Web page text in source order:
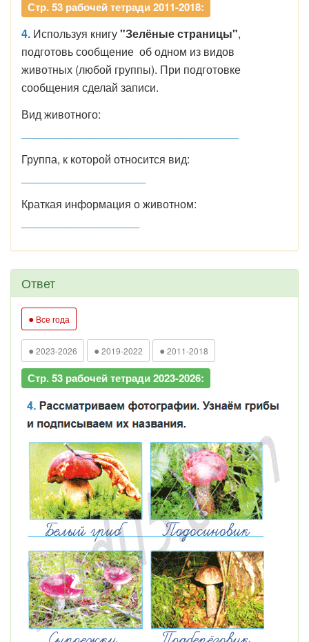
Стр. 53 рабочей тетради 2011-2018:
4. Используя книгу"Зелёные страницы",
подготовь сообщение об одном из видов
животных (любой группы). При подготовке
сообщения сделай записи.
Вид животного:
Группа, к которой относится вид:
Краткая информация о животном:
Ответ
● Все года
● 2023-2026 ● 2019-2022 ● 2011-2018
Стр. 53 рабочей тетради 2023-2026: